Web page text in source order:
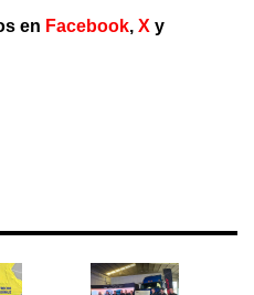
en Facebook, X y